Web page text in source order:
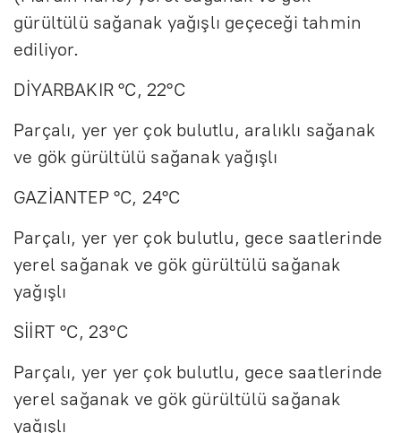
gürültülü sağanak yağışlı geçeceği tahmin
ediliyor.
DİYARBAKIR °C, 22°C
Parçalı, yer yer çok bulutlu, aralıklı sağanak
ve gök gürültülü sağanak yağışlı
GAZİANTEP °C, 24°C
Parçalı, yer yer çok bulutlu, gece saatlerinde
yerel sağanak ve gök gürültülü sağanak
yağışlı
SİİRT °C, 23°C
Parçalı, yer yer çok bulutlu, gece saatlerinde
yerel sağanak ve gök gürültülü sağanak
yağışlı